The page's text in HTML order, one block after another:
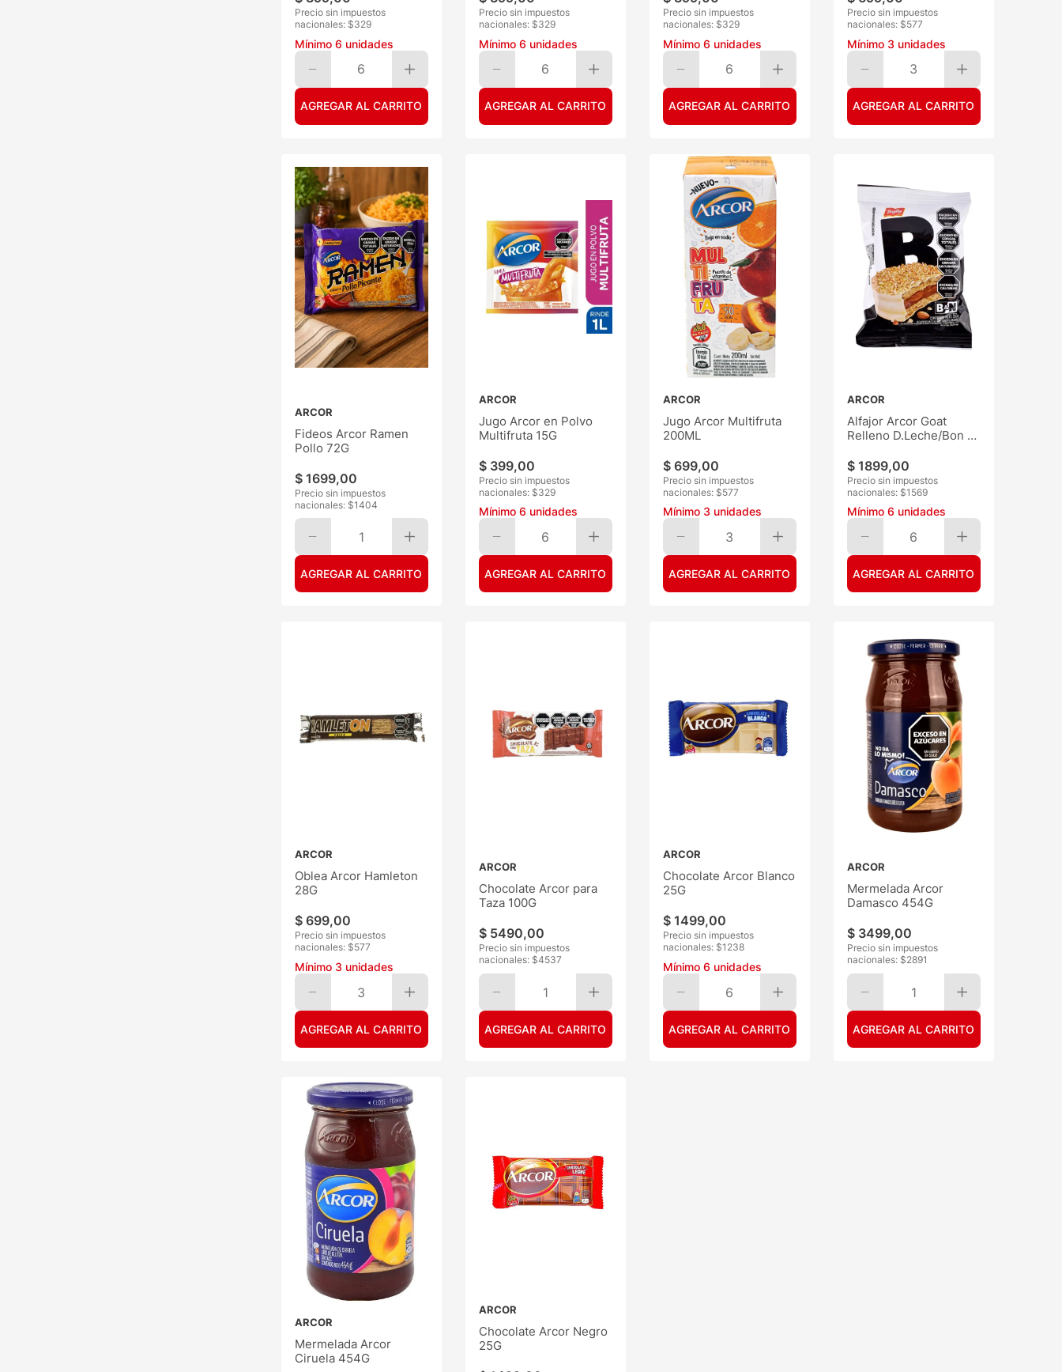
Precio sin impuestos
nacionales: $329
Mínimo 6 unidades
6
AGREGAR AL CARRITO
Precio sin impuestos
nacionales: $329
Mínimo 6 unidades
6
AGREGAR AL CARRITO
Precio sin impuestos
nacionales: $329
Mínimo 6 unidades
6
AGREGAR AL CARRITO
Precio sin impuestos
nacionales: $577
Mínimo 3 unidades
3
AGREGAR AL CARRITO
ARCOR
Fideos Arcor Ramen
Pollo 72G
$ 1699,00
Precio sin impuestos
nacionales: $1404
1
AGREGAR AL CARRITO
ARCOR
Jugo Arcor en Polvo
Multifruta 15G
$ 399,00
Precio sin impuestos
nacionales: $329
Mínimo 6 unidades
6
AGREGAR AL CARRITO
ARCOR
Jugo Arcor Multifruta
200ML
$ 699,00
Precio sin impuestos
nacionales: $577
Mínimo 3 unidades
3
AGREGAR AL CARRITO
ARCOR
Alfajor Arcor Goat
Relleno D.Leche/Bon o
$ 1899,00
Precio sin impuestos
nacionales: $1569
Mínimo 6 unidades
6
AGREGAR AL CARRITO
ARCOR
Oblea Arcor Hamleton
28G
$ 699,00
Precio sin impuestos
nacionales: $577
Mínimo 3 unidades
3
AGREGAR AL CARRITO
ARCOR
Chocolate Arcor para
Taza 100G
$ 5490,00
Precio sin impuestos
nacionales: $4537
1
AGREGAR AL CARRITO
ARCOR
Chocolate Arcor Blanco
25G
$ 1499,00
Precio sin impuestos
nacionales: $1238
Mínimo 6 unidades
6
AGREGAR AL CARRITO
ARCOR
Mermelada Arcor
Damasco 454G
$ 3499,00
Precio sin impuestos
nacionales: $2891
1
AGREGAR AL CARRITO
ARCOR
Mermelada Arcor
Ciruela 454G
ARCOR
Chocolate Arcor Negro
25G